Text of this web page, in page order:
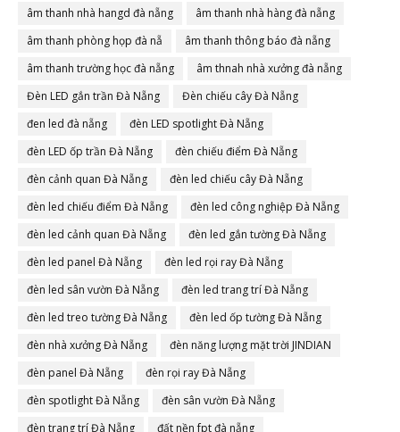
âm thanh nhà hangd đà nẵng
âm thanh nhà hàng đà nẵng
âm thanh phòng họp đà nẵ
âm thanh thông báo đà nẵng
âm thanh trường học đà nẵng
âm thnah nhà xưởng đà nẵng
Đèn LED gắn trần Đà Nẵng
Đèn chiếu cây Đà Nẵng
đen led đà nẵng
đèn LED spotlight Đà Nẵng
đèn LED ốp trần Đà Nẵng
đèn chiếu điểm Đà Nẵng
đèn cảnh quan Đà Nẵng
đèn led chiếu cây Đà Nẵng
đèn led chiếu điểm Đà Nẵng
đèn led công nghiệp Đà Nẵng
đèn led cảnh quan Đà Nẵng
đèn led gắn tường Đà Nẵng
đèn led panel Đà Nẵng
đèn led rọi ray Đà Nẵng
đèn led sân vườn Đà Nẵng
đèn led trang trí Đà Nẵng
đèn led treo tường Đà Nẵng
đèn led ốp tường Đà Nẵng
đèn nhà xưởng Đà Nẵng
đèn năng lượng mặt trời JINDIAN
đèn panel Đà Nẵng
đèn rọi ray Đà Nẵng
đèn spotlight Đà Nẵng
đèn sân vườn Đà Nẵng
đèn trang trí Đà Nẵng
đất nền fpt đà nẵng